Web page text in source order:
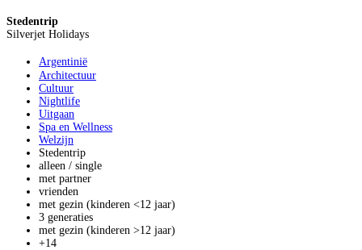
Stedentrip
Silverjet Holidays
Argentinië
Architectuur
Cultuur
Nightlife
Uitgaan
Spa en Wellness
Welzijn
Stedentrip
alleen / single
met partner
vrienden
met gezin (kinderen <12 jaar)
3 generaties
met gezin (kinderen >12 jaar)
+14